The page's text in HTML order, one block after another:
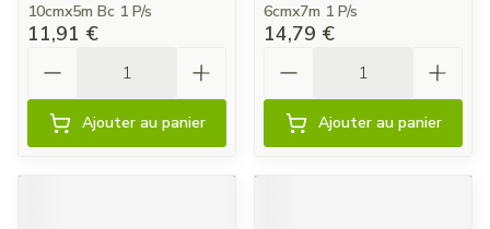
10cmx5m Bc 1 P/s
11,91 €
Ajouter au panier
6cmx7m 1 P/s
14,79 €
Ajouter au panier